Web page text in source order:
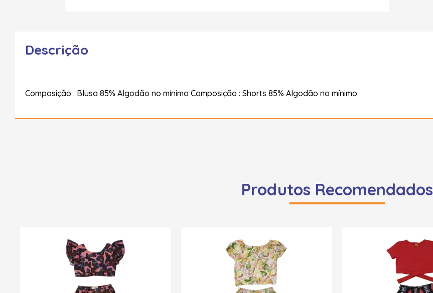
Descrição
Composição : Blusa 85% Algodão no mínimo Composição : Shorts 85% Algodão no mínimo
Produtos Recomendados